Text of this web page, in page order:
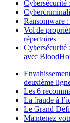
Cybersécurité
Ransomware
Vol de
répertoires
Cybersécurité
avec
deuxième
Les 6
La fraude à
Le Grand Défi
Maintenez